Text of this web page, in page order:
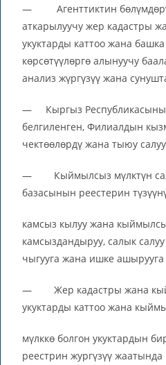
— Агенттиктин
аткарылуучу жер кадастры
укуктарды каттоо жана
көрсөтүүлөргө алынуучу
анализ жүргүзүү жана
— Кыргыз
белгиленген, Филиалдын
чектөөлөрдү жана тыюу
— Кыймылсыз мүлктүн
базасынын реестерин
камсыз кылуу жана
камсыздандыруу, салык
чыгууга жана ишке
— Жер кадастры жана
укуктарды каттоо жана
мүлккө болгон укуктардын
реестрин жургүзүү